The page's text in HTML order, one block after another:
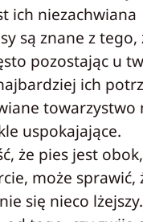
ich niezachwiana
są znane z tego,
pozostając u
ich
towarzystwo
uspokajające.
że pies jest
może sprawić,
się nieco lżejszy.